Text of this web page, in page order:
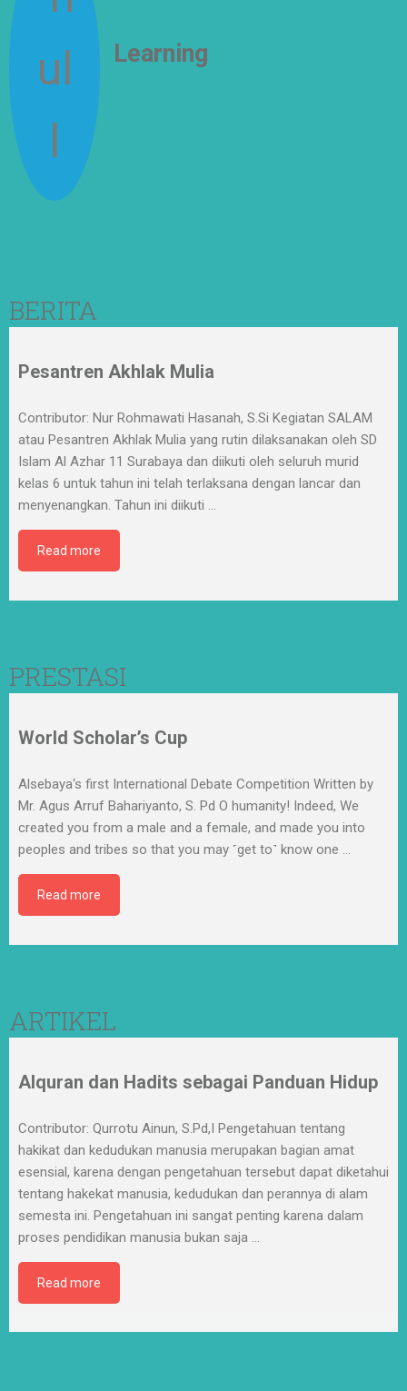
Learning
BERITA
Pesantren Akhlak Mulia
Contributor: Nur Rohmawati Hasanah, S.Si Kegiatan SALAM
atau Pesantren Akhlak Mulia yang rutin dilaksanakan oleh SD
Islam Al Azhar 11 Surabaya dan diikuti oleh seluruh murid
kelas 6 untuk tahun ini telah terlaksana dengan lancar dan
menyenangkan. Tahun ini diikuti …
Read more
PRESTASI
World Scholar’s Cup
Alsebaya‘s first International Debate Competition Written by
Mr. Agus Arruf Bahariyanto, S. Pd O humanity! Indeed, We
created you from a male and a female, and made you into
peoples and tribes so that you may ˹get to˺ know one …
Read more
ARTIKEL
Alquran dan Hadits sebagai Panduan Hidup
Contributor: Qurrotu Ainun, S.Pd,I Pengetahuan tentang
hakikat dan kedudukan manusia merupakan bagian amat
esensial, karena dengan pengetahuan tersebut dapat diketahui
tentang hakekat manusia, kedudukan dan perannya di alam
semesta ini. Pengetahuan ini sangat penting karena dalam
proses pendidikan manusia bukan saja
Read more